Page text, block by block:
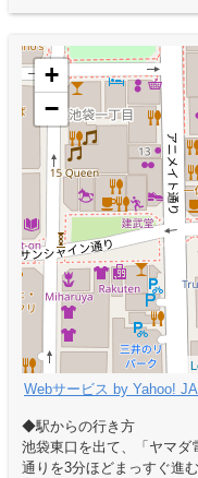
+
−
Webサービス by Yahoo!
◆駅からの行き方
池袋東口を出て、「ヤマ
通りを3分ほどまっすぐ進